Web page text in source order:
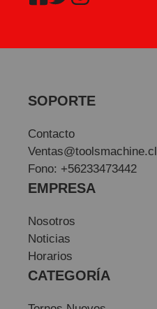
SOPORTE
Contacto
Ventas@toolsmachine.cl
Fono: +56233473442
EMPRESA
Nosotros
Noticias
Horarios
CATEGORÍA